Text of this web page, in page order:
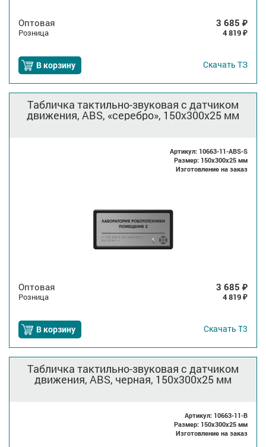
Оптовая 3 685 ₽
Розница 4 819 ₽
В корзину Скачать ТЗ
Табличка тактильно-звуковая с датчиком
движения, ABS, «серебро», 150x300x25 мм
Артикул: 10663-11-ABS-S
Размер: 150x300x25 мм
Изготовление на заказ
Оптовая 3 685 ₽
Розница 4 819 ₽
В корзину Скачать Т3
Табличка тактильно-звуковая с датчиком
движения, ABS, черная, 150x300x25 мм
Артикул: 10663-11-B
Размер: 150x300x25 мм
Изготовление на заказ